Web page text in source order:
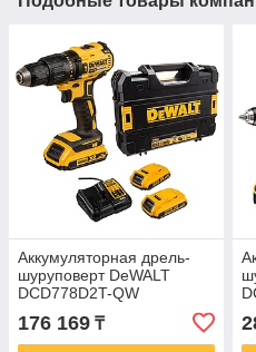
Аккумуляторная дрель-
шуруповерт DeWALT
DCD778D2T-QW
176 169 ₸